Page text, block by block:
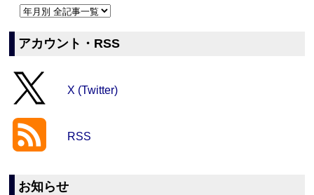
アカウント・RSS
X (Twitter)
RSS
お知らせ